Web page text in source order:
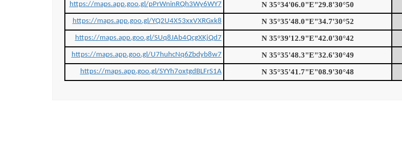
30°50'29.8"N 35°34'06.0"E
https://maps.app.goo.gl/pPrWninRQh3Wy6WY7
30°52'34.7"N 35°35'48.0"E
https://maps.app.goo.gl/YQ2U4X53xxVXRGxk8
30°42'42.0"N 35°39'12.9"E
https://maps.app.goo.gl/SUq8JAb4QcgXKjQd7
30°49'32.6"N 35°35'48.3"E
https://maps.app.goo.gl/U7huhcNq6Zbdyb8w7
30°48'08.9"N 35°35'41.7"E
https://maps.app.goo.gl/SYYh7oxtgdBLFrS1A